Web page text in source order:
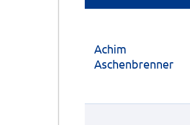
Achim
Aschenbrenner